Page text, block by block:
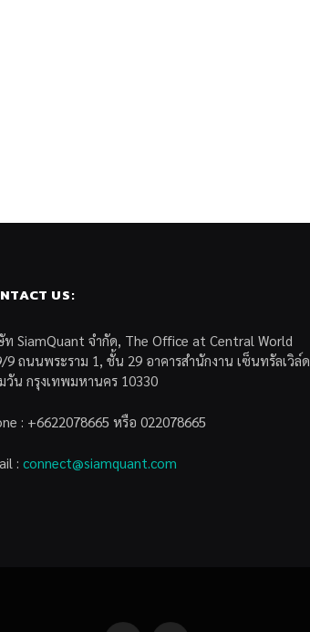
US:
SiamQuant จำกัด, The Office at Central World
9 ถนนพระราม 1, ชั้น 29 อาคารสำนักงาน เซ็นทรัลเวิล์ด
น กรุงเทพมหานคร 10330
: +6622078665 หรือ 022078665
: connect@siamquant.com